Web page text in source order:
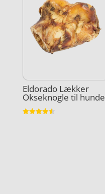
Eldorado Lækker
Okseknogle til hunde